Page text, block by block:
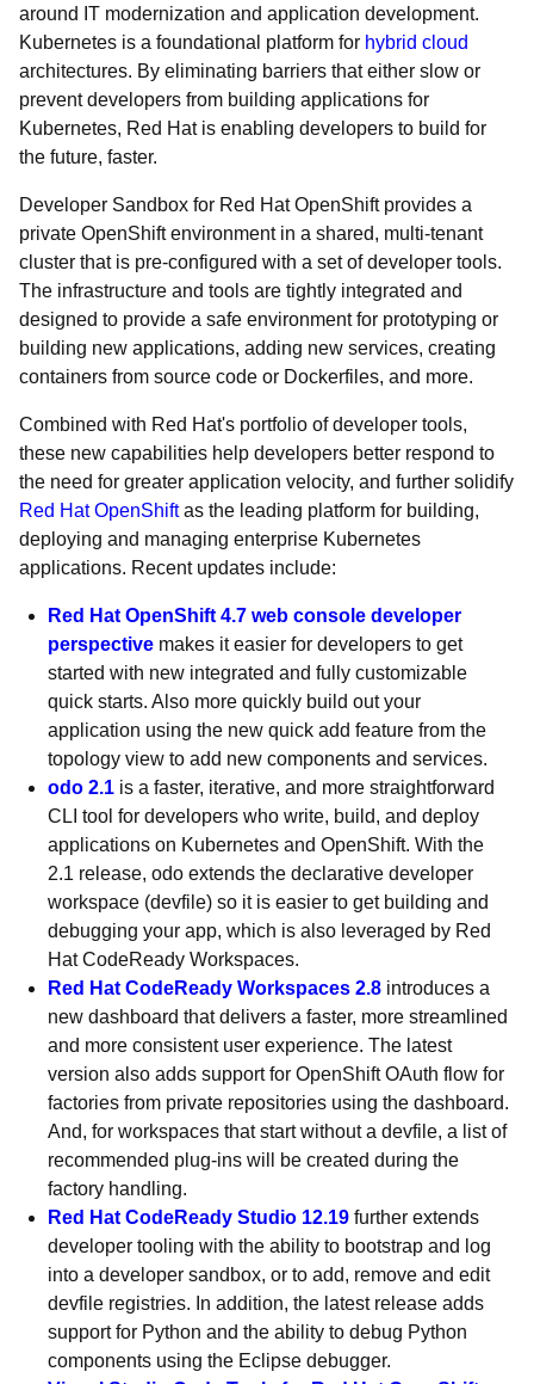
around IT modernization and application development.
Kubernetes is a foundational platform for hybrid cloud
architectures. By eliminating barriers that either slow or
prevent developers from building applications for
Kubernetes, Red Hat is enabling developers to build for
the future, faster.
Developer Sandbox for Red Hat OpenShift provides a
private OpenShift environment in a shared, multi-tenant
cluster that is pre-configured with a set of developer tools.
The infrastructure and tools are tightly integrated and
designed to provide a safe environment for prototyping or
building new applications, adding new services, creating
containers from source code or Dockerfiles, and more.
Combined with Red Hat's portfolio of developer tools,
these new capabilities help developers better respond to
the need for greater application velocity, and further solidify
Red Hat OpenShiftas the leading platform for building,
deploying and managing enterprise Kubernetes
applications. Recent updates include:
Red Hat OpenShift 4.7 web console developer
perspective makes it easier for developers to get
started with new integrated and fully customizable
quick starts. Also more quickly build out your
application using the new quick add feature from the
topology view to add new components and services.
odo 2.1 is a faster, iterative, and more straightforward
CLI tool for developers who write, build, and deploy
applications on Kubernetes and OpenShift. With the
2.1 release, odo extends the declarative developer
workspace (devfile) so it is easier to get building and
debugging your app, which is also leveraged by Red
Hat CodeReady Workspaces.
Red Hat CodeReady Workspaces 2.8 introduces a
new dashboard that delivers a faster, more streamlined
and more consistent user experience. The latest
version also adds support for OpenShift OAuth flow for
factories from private repositories using the dashboard.
And, for workspaces that start without a devfile, a list of
recommended plug-ins will be created during the
factory handling.
Red Hat CodeReady Studio 12.19 further extends
developer tooling with the ability to bootstrap and log
into a developer sandbox, or to add, remove and edit
devfile registries. In addition, the latest release adds
support for Python and the ability to debug Python
components using the Eclipse debugger.